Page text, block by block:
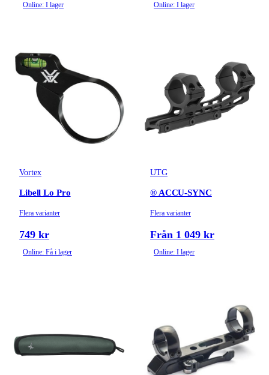
Online: I lager Online: I lager
Vortex
Libell Lo Pro
Flera varianter
749 kr
Online: Få i lager
UTG
® ACCU-SYNC
Flera varianter
Från 1 049 kr
Online: I lager